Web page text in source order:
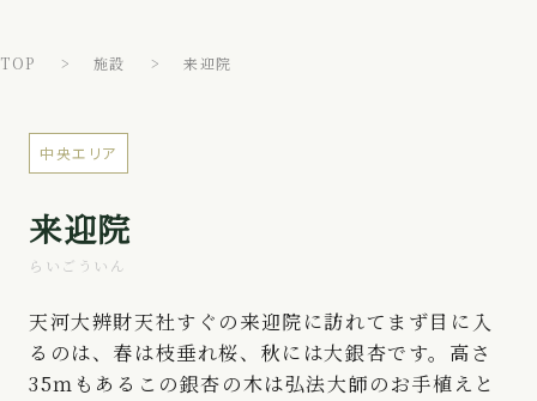
TOP 施設 来迎院
中央エリア
来迎院
らいごういん
天河大辨財天社すぐの来迎院に訪れてまず目に入
るのは、春は枝垂れ桜、秋には大銀杏です。高さ
35ｍもあるこの銀杏の木は弘法大師のお手植えと